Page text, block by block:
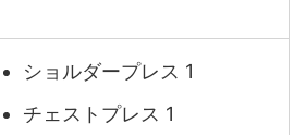
ショルダープレス 1
チェストプレス 1